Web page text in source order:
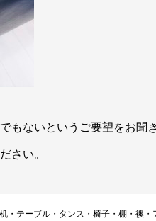
もないというご要望をお聞
さい。
・テーブル・タンス・椅子・棚・襖・